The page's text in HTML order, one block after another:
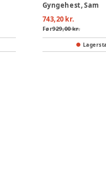
Gyngehest, Sam
743,20 kr.
Før929,00 kr.